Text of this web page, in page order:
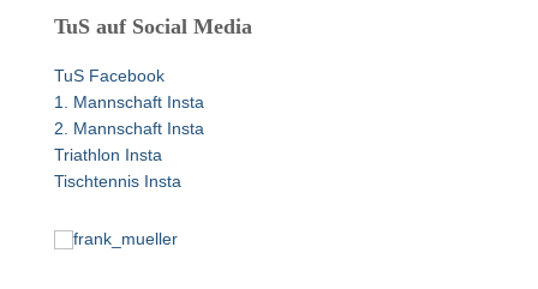
n
a
c
h
:
TuS auf Social Media
TuS Facebook
1. Mannschaft Insta
2. Mannschaft Insta
Triathlon Insta
Tischtennis Insta